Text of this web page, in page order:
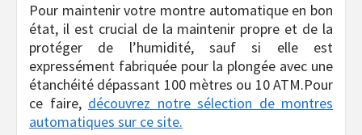
Pour maintenir votre montre automatique en bon
état, il est crucial de la maintenir propre et de la
protéger de l’humidité, sauf si elle est
expressément fabriquée pour la plongée avec une
étanchéité dépassant 100 mètres ou 10 ATM.Pour
ce faire, découvrez notre sélection de montres
automatiques sur ce site.